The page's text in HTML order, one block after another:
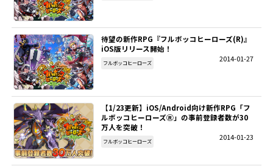
待望の新作RPG『フルボッコヒーローズ(R)』
iOS版リリース開始！
2014-01-27
フルボッコヒーローズ
【1/23更新】iOS/Android向け新作RPG「フ
ルボッコヒーローズⓇ」の事前登録者数が30
万人を突破！
2014-01-23
フルボッコヒーローズ